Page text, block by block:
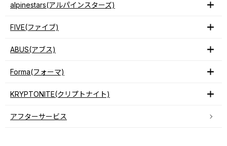
alpinestars(アルパインスターズ)
FIVE(ファイブ)
ABUS(アブス)
Forma(フォーマ)
KRYPTONITE(クリプトナイト)
アフターサービス